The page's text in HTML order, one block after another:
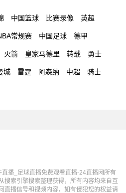
中国篮球 比赛录像 英超
常规赛 中国足球 德甲
火箭 皇家马德里 转载 勇士
城 雷霆 阿森纳 中超 骑士
播_足球直播免费观看直播-24直播网所有
搜索引擎搜索整理获得，所有内容均来自互
直播信号和视频内容，如有侵犯您的权益请